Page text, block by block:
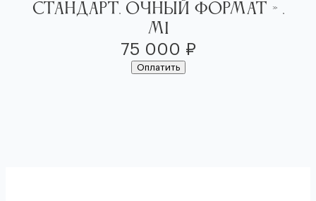
Стандарт. Очный формат».
М1
75 000 ₽
Оплатить